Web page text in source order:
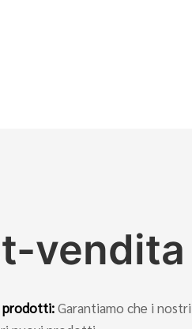
vendita
prodotti:Garantiamo che i